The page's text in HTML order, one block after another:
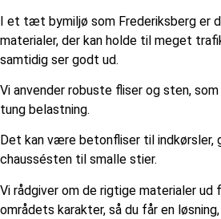
I et tæt bymiljø som Frederiksberg er
materialer, der kan holde til meget
samtidig ser godt ud.
Vi anvender robuste fliser og sten,
tung belastning.
Det kan være betonfliser til indkørsler,
chaussésten til smalle stier.
Vi rådgiver om de rigtige materialer ud
områdets karakter, så du får en